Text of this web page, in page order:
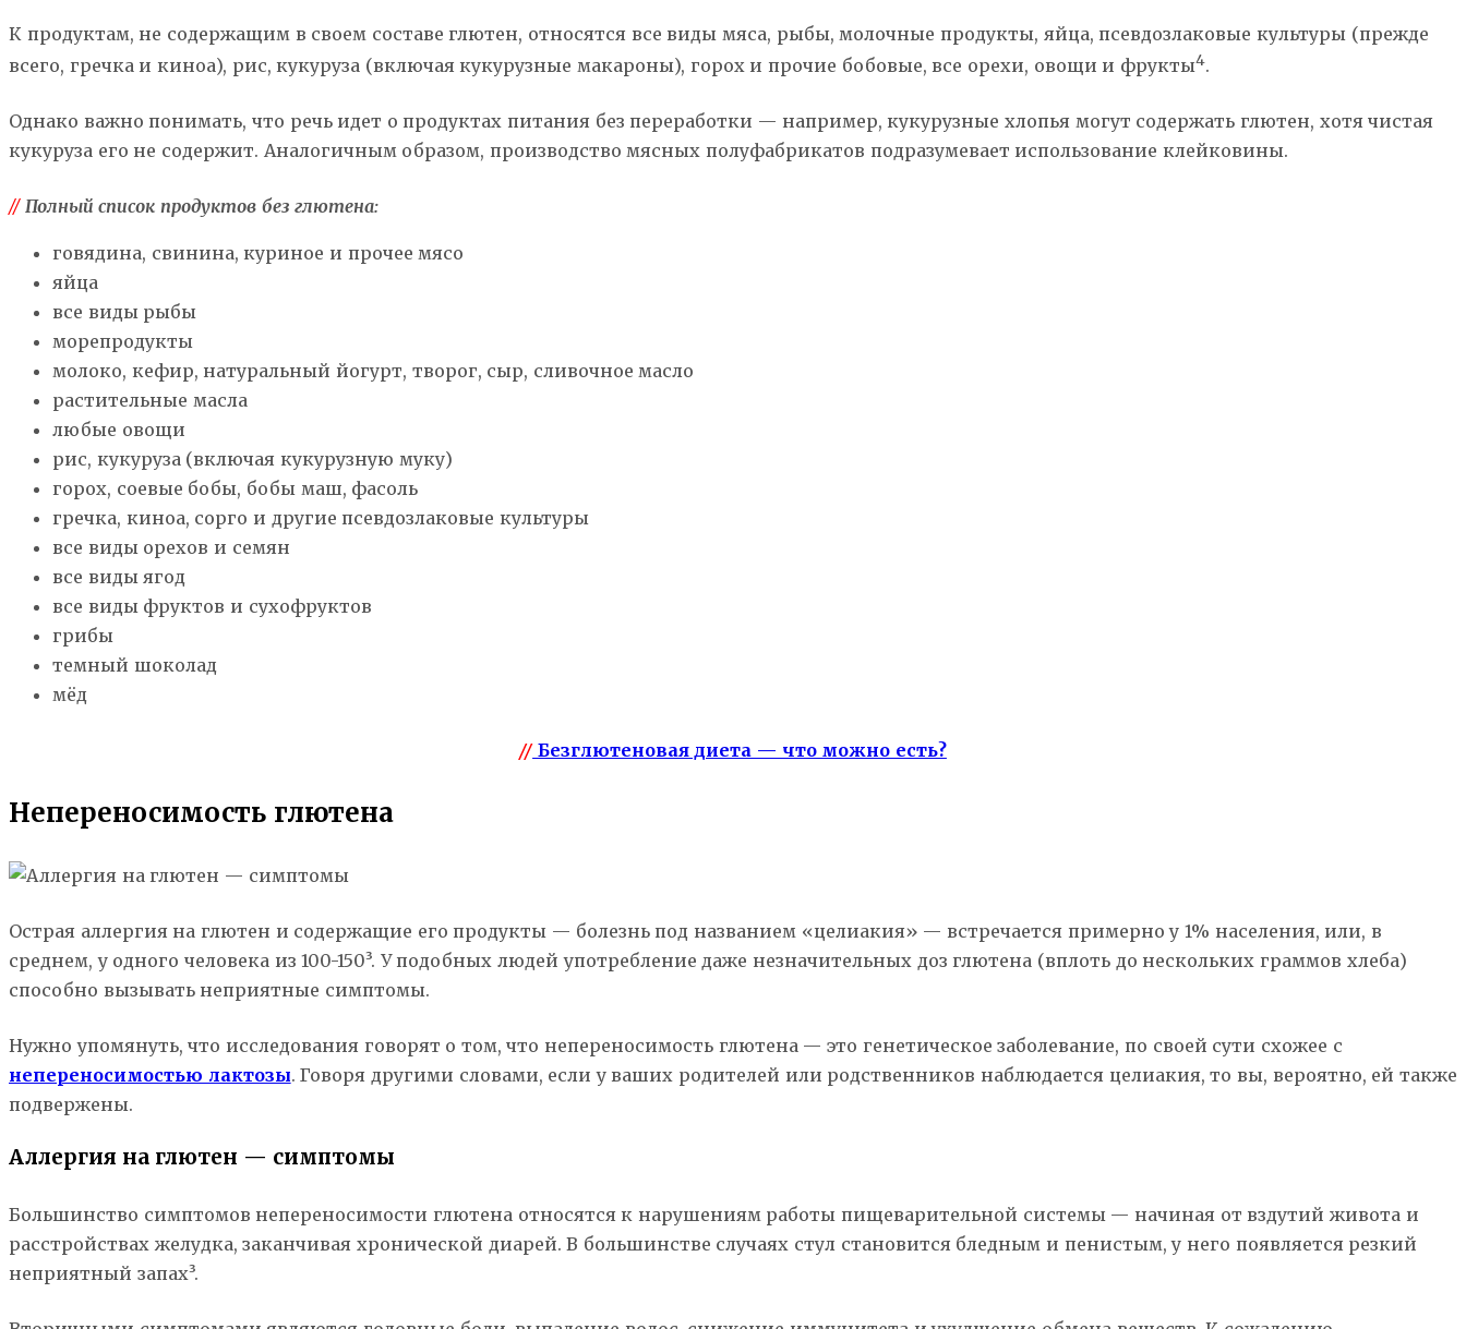
К продуктам, не содержащим в своем составе глютен, относятся все виды мяса, рыбы, молочные продукты, яйца, псевдозлаковые культуры (прежде
всего, гречка и киноа), рис, кукуруза (включая кукурузные макароны), горох и прочие бобовые, все орехи, овощи и фрукты4.
Однако важно понимать, что речь идет о продуктах питания без переработки — например, кукурузные хлопья могут содержать глютен, хотя чистая
кукуруза его не содержит. Аналогичным образом, производство мясных полуфабрикатов подразумевает использование клейковины.
// Полный список продуктов без глютена:
говядина, свинина, куриное и прочее мясо
яйца
все виды рыбы
морепродукты
молоко, кефир, натуральный йогурт, творог, сыр, сливочное масло
растительные масла
любые овощи
рис, кукуруза (включая кукурузную муку)
горох, соевые бобы, бобы маш, фасоль
гречка, киноа, сорго и другие псевдозлаковые культуры
все виды орехов и семян
все виды ягод
все виды фруктов и сухофруктов
грибы
темный шоколад
мёд
//Безглютеновая диета — что можно есть?
Непереносимость глютена
Острая аллергия на глютен и содержащие его продукты — болезнь под названием «целиакия» — встречается примерно у 1% населения, или, в
среднем, у одного человека из 100-150³. У подобных людей употребление даже незначительных доз глютена (вплоть до нескольких граммов хлеба)
способно вызывать неприятные симптомы.
Нужно упомянуть, что исследования говорят о том, что непереносимость глютена — это генетическое заболевание, по своей сути схожее с
непереносимостью лактозы. Говоря другими словами, если у ваших родителей или родственников наблюдается целиакия, то вы, вероятно, ей также
подвержены.
Аллергия на глютен — симптомы
Большинство симптомов непереносимости глютена относятся к нарушениям работы пищеварительной системы — начиная от вздутий живота и
расстройствах желудка, заканчивая хронической диарей. В большинстве случаях стул становится бледным и пенистым, у него появляется резкий
неприятный запах³.